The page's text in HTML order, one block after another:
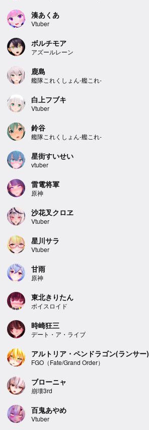
湊あくあ
Vtuber
ボルチモア
アズールレーン
鹿島
艦隊これくしょん-艦これ-
白上フブキ
Vtuber
鈴谷
艦隊これくしょん-艦これ-
星街すいせい
vtuber
雷電将軍
原神
沙花叉クロヱ
Vtuber
星川サラ
Vtuber
甘雨
原神
東北きりたん
ボイスロイド
時崎狂三
デート・ア・ライブ
アルトリア・ペンドラゴン(ランサー)
FGO（Fate/Grand Order）
ブローニャ
崩壊3rd
百鬼あやめ
Vtuber